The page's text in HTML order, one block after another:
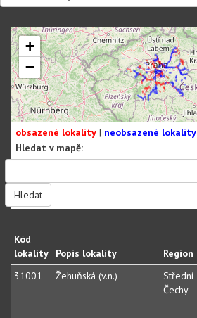
+
−
obsazené lokality | neobsazené lokality
Hledat v mapě:
Hledat
Kód
lokality
Popis lokality Region
31001
Žehuňská (v.n.)
Střední
Čechy